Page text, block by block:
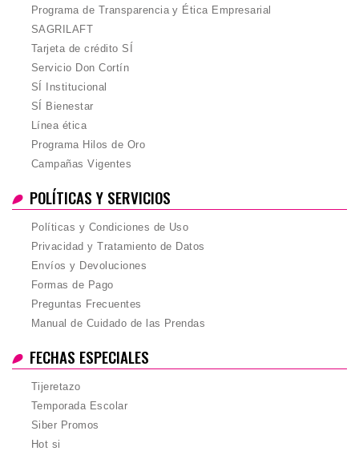
Programa de Transparencia y Ética Empresarial
SAGRILAFT
Tarjeta de crédito SÍ
Servicio Don Cortín
SÍ Institucional
SÍ Bienestar
Línea ética
Programa Hilos de Oro
Campañas Vigentes
POLÍTICAS Y SERVICIOS
Políticas y Condiciones de Uso
Privacidad y Tratamiento de Datos
Envíos y Devoluciones
Formas de Pago
Preguntas Frecuentes
Manual de Cuidado de las Prendas
FECHAS ESPECIALES
Tijeretazo
Temporada Escolar
Siber Promos
Hot si